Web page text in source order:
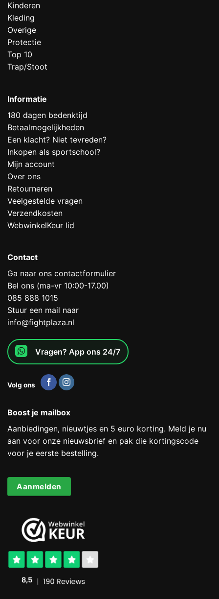
Kinderen
Kleding
Overige
Protectie
Top 10
Trap/Stoot
Informatie
180 dagen bedenktijd
Betaalmogelijkheden
Een klacht? Niet tevreden?
Inkopen als sportschool?
Mijn account
Over ons
Retourneren
Veelgestelde vragen
Verzendkosten
WebwinkelKeur lid
Contact
Ga naar ons contactformulier
Bel ons (ma-vr 10:00-17.00)
085 888 1015
Stuur een mail naar
info@fightplaza.nl
Vragen? App ons 24/7
Volg ons
Boost je mailbox
Aanbiedingen, nieuwtjes en 5 euro korting. Meld je nu
aan voor onze nieuwsbrief en pak die kortingscode
voor je eerste bestelling.
Aanmelden